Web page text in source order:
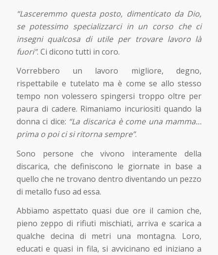
“Lasceremmo questa posto, dimenticato da Dio,
se potessimo specializzarci in un corso che ci
insegni qualcosa di utile per trovare lavoro là
fuori”. Ci dicono tutti in coro.
Vorrebbero un lavoro migliore, degno,
rispettabile e tutelato ma è come se allo stesso
tempo non volessero spingersi troppo oltre per
paura di cadere. Rimaniamo incuriositi quando la
donna ci dice: “La discarica è come una mamma…
prima o poi ci si ritorna sempre”.
Sono persone che vivono interamente della
discarica, che definiscono le giornate in base a
quello che ne trovano dentro diventando un pezzo
di metallo fuso ad essa.
Abbiamo aspettato quasi due ore il camion che,
pieno zeppo di rifiuti mischiati, arriva e scarica a
qualche decina di metri una montagna. Loro,
educati e quasi in fila, si avvicinano ed iniziano a